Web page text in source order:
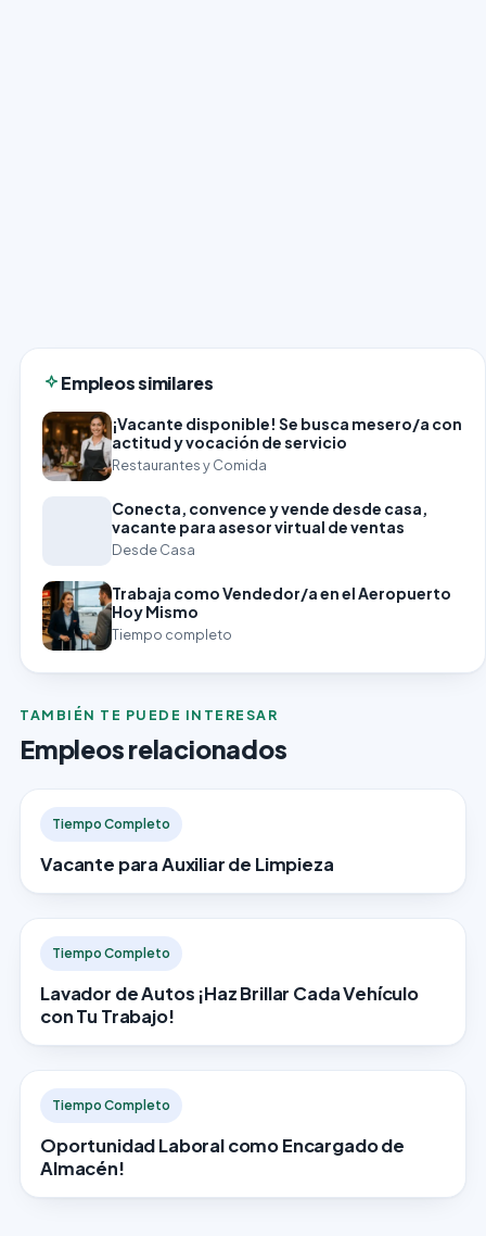
Empleos similares
¡Vacante disponible! Se busca mesero/a con
actitud y vocación de servicio
Restaurantes y Comida
Conecta, convence y vende desde casa,
vacante para asesor virtual de ventas
Desde Casa
Trabaja como Vendedor/a en el Aeropuerto
Hoy Mismo
Tiempo completo
TAMBIÉN TE PUEDE INTERESAR
Empleos relacionados
Tiempo Completo
Vacante para Auxiliar de Limpieza
Tiempo Completo
Lavador de Autos ¡Haz Brillar Cada Vehículo
con Tu Trabajo!
Tiempo Completo
Oportunidad Laboral como Encargado de
Almacén!